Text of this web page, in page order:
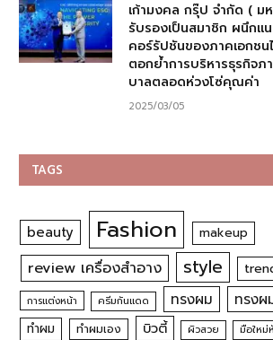
เก้ามงคล กรุ๊ป จำกัด ( ม
รับรองเป็นสมาชิก ผนึกแ
คอร์รัปชันของภาคเอกชน
ตอกย้ำการบริหารธุรกิจภ
บาลตลอดห่วงโซ่คุณค่า
2025/03/05
TAGS
beauty Fashion makeup
review เครื่องสำอาง style
การแต่งหน้า ครีมกันแดด ทรงผม ทรงผ
ทำผม ทำผมเอง บิวตี้ ผิวสวย มือใหม่